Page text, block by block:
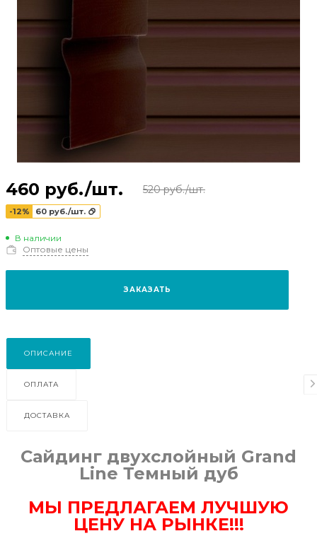
460 руб./шт. 520 руб./шт.
-12% 60 руб./шт.
В наличии
Оптовые цены
ЗАКАЗАТЬ
ОПИСАНИЕ
ОПЛАТА
ДОСТАВКА
Сайдинг двухслойный Grand
Line Темный дуб
МЫ ПРЕДЛАГАЕМ ЛУЧШУЮ
ЦЕНУ НА РЫНКЕ!!!